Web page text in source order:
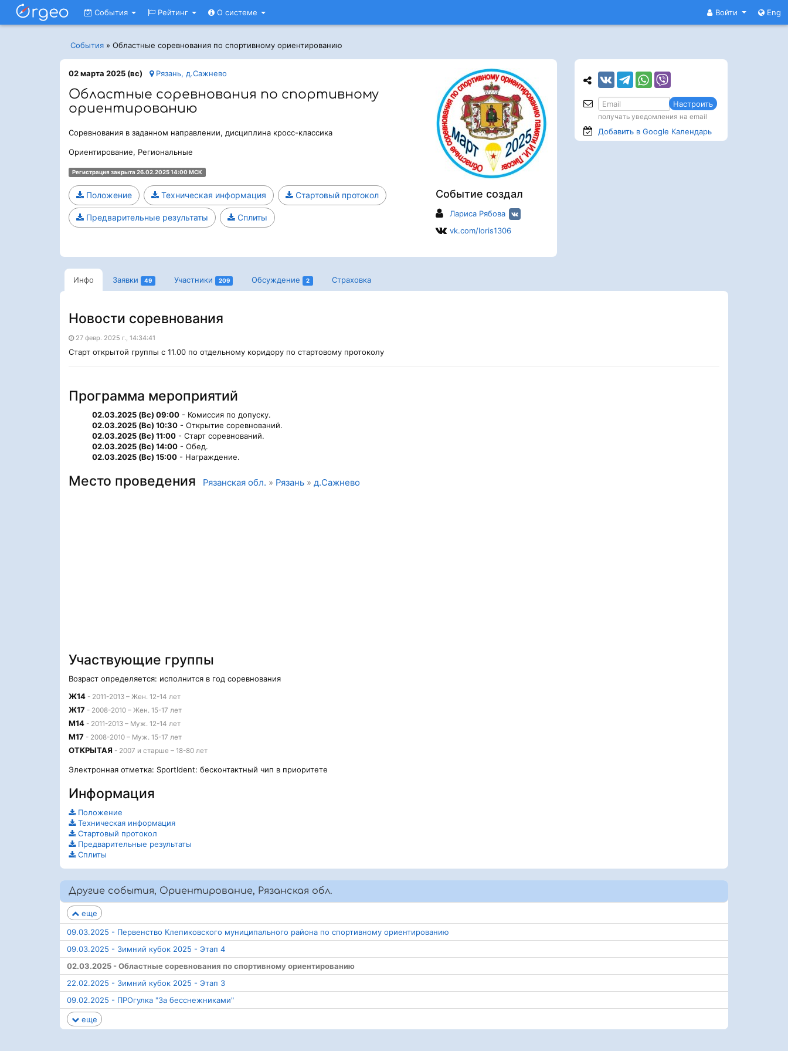
Войти Eng
События Рейтинг О системе
События » Областные соревнования по спортивному ориентированию
Событие создал
Лариса Рябова
vk.com/loris1306
02 марта 2025 (вс) Рязань, д.Сажнево
Областные соревнования по спортивному
ориентированию
Соревнования в заданном направлении, дисциплина кросс-классика
Ориентирование, Региональные
Регистрация закрыта 26.02.2025 14:00 МСК
Положение Техническая информация Стартовый протокол
Предварительные результаты Сплиты
Инфо Заявки 49 Участники 209 Обсуждение 2 Страховка
Новости соревнования
27 февр. 2025 г., 14:34:41
Старт открытой группы с 11.00 по отдельному коридору по стартовому протоколу
Программа мероприятий
02.03.2025 (Вс) 09:00 - Комиссия по допуску.
02.03.2025 (Вс) 10:30 - Открытие соревнований.
02.03.2025 (Вс) 11:00 - Старт соревнований.
02.03.2025 (Вс) 14:00 - Обед.
02.03.2025 (Вс) 15:00 - Награждение.
Место проведения Рязанская обл. » Рязань » д.Сажнево
Участвующие группы
Возраст определяется: исполнится в год соревнования
Ж14 - 2011-2013 – Жен. 12-14 лет
Ж17 - 2008-2010 – Жен. 15-17 лет
М14 - 2011-2013 – Муж. 12-14 лет
М17 - 2008-2010 – Муж. 15-17 лет
ОТКРЫТАЯ - 2007 и старше – 18-80 лет
Электронная отметка: SportIdent: бесконтактный чип в приоритете
Информация
Положение
Техническая информация
Стартовый протокол
Предварительные результаты
Сплиты
Другие события, Ориентирование, Рязанская обл.
еще
09.03.2025 - Первенство Клепиковского муниципального района по спортивному ориентированию
09.03.2025 - Зимний кубок 2025 - Этап 4
02.03.2025 - Областные соревнования по спортивному ориентированию
22.02.2025 - Зимний кубок 2025 - Этап 3
09.02.2025 - ПРОгулка "За бесснежниками"
еще
Настроить
получать уведомления на email
Добавить в Google Календарь